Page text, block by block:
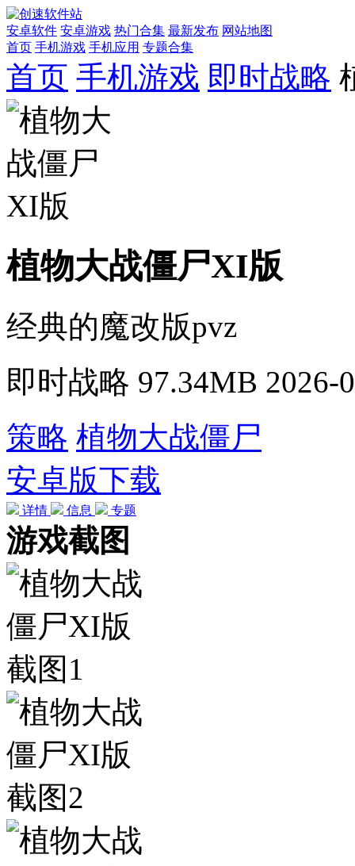
安卓软件 安卓游戏 热门合集 最新发布 网站地图
首页 手机游戏 手机应用 专题合集
首页 手机游戏 即时战略
植物大战僵尸XI版
经典的魔改版pvz
即时战略 97.34MB 2026-
策略 植物大战僵尸
安卓版下载
详情 信息 专题
游戏截图